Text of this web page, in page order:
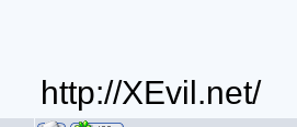
http://XEvil.net/